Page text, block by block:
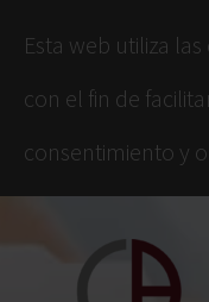
Esta web utiliza
con el fin de
consentimiento y